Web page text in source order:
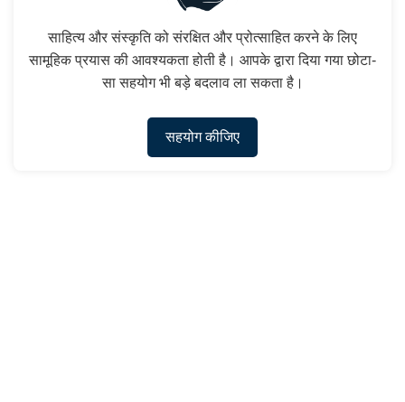
साहित्य और संस्कृति को संरक्षित और प्रोत्साहित करने के लिए
सामूहिक प्रयास की आवश्यकता होती है। आपके द्वारा दिया गया छोटा-
सा सहयोग भी बड़े बदलाव ला सकता है।
सहयोग कीजिए